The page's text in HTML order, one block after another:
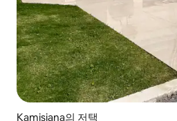
Kamisiana의 저택